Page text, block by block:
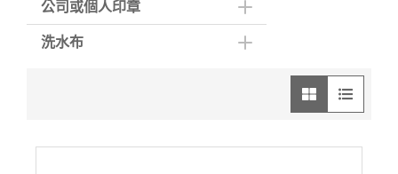
公司或個人印章
洗水布
圖像模式 列表模式